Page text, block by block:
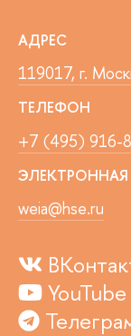
АДРЕС
119017, г.
ТЕЛЕФОН
+7 (495) 916-
weia@hse.ru
YouTube